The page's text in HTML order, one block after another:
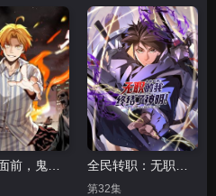
精神病面前，鬼东西算个球 动态漫画 第一季
第32集